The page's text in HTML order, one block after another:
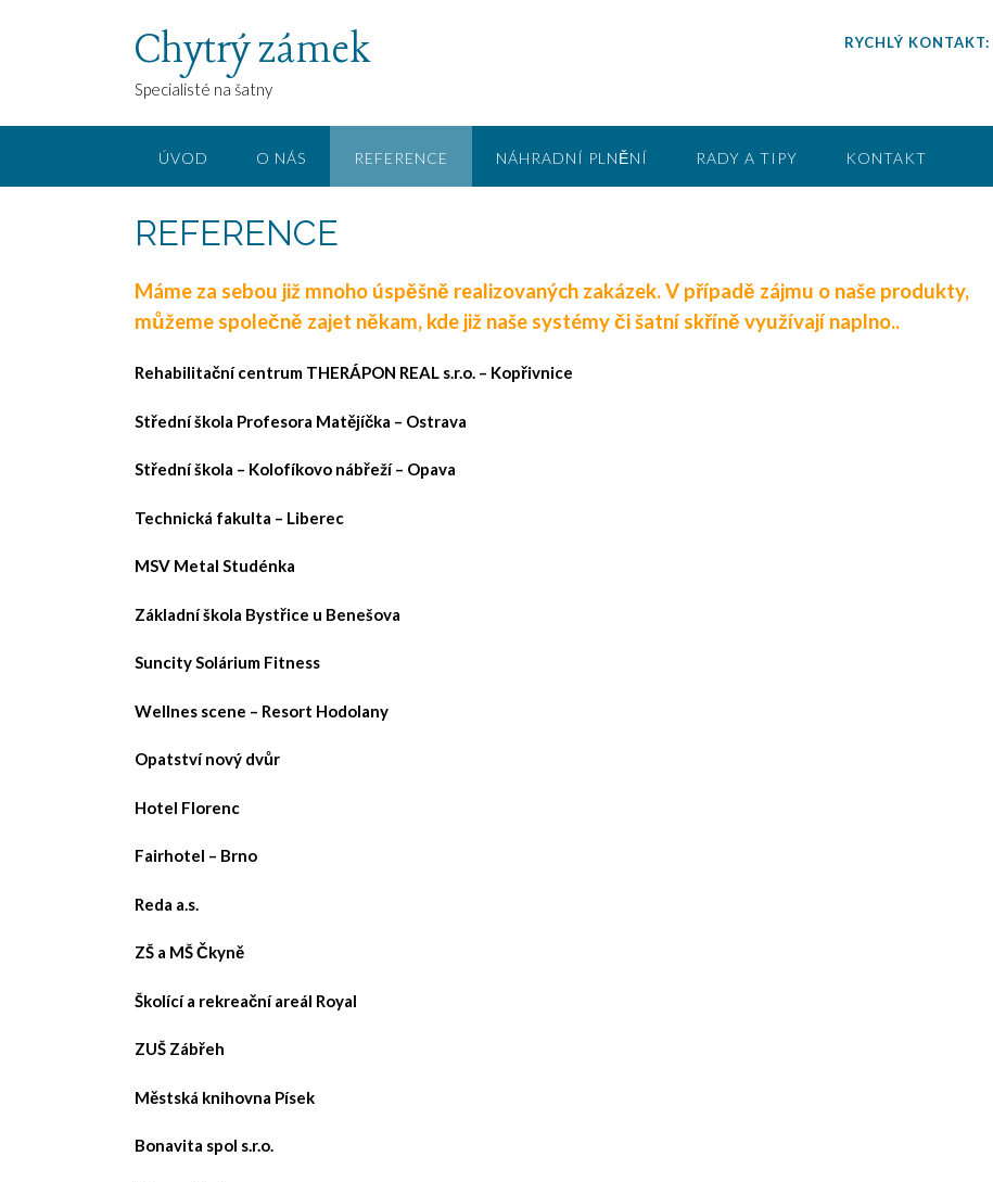
Chytrý zámek
Specialisté na šatny
RYCHLÝ KONTAKT:
ÚVOD O NÁS REFERENCE NÁHRADNÍ PLNĚNÍ RADY A TIPY KONTAKT
REFERENCE
Máme za sebou již mnoho úspěšně realizovaných zakázek. V případě zájmu o naše produkty,
můžeme společně zajet někam, kde již naše systémy či šatní skříně využívají naplno..
Rehabilitační centrum THERÁPON REAL s.r.o. – Kopřivnice
Střední škola Profesora Matějíčka – Ostrava
Střední škola – Kolofíkovo nábřeží – Opava
Technická fakulta – Liberec
MSV Metal Studénka
Základní škola Bystřice u Benešova
Suncity Solárium Fitness
Wellnes scene – Resort Hodolany
Opatství nový dvůr
Hotel Florenc
Fairhotel – Brno
Reda a.s.
ZŠ a MŠ Čkyně
Školící a rekreační areál Royal
ZUŠ Zábřeh
Městská knihovna Písek
Bonavita spol s.r.o.